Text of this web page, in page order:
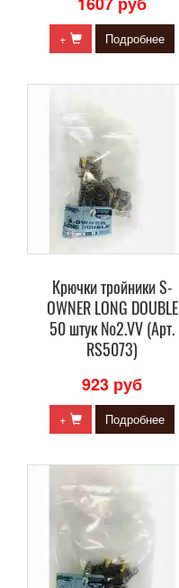
+ Подробнее
Крючки тройники S-
OWNER LONG DOUBLE
50 штук №2.VV (Арт.
RS5073)
923 руб
+ Подробнее